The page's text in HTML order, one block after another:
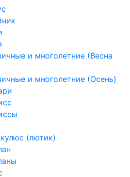
и многолетние (Весна
и многолетние (Осень)
(лютик)